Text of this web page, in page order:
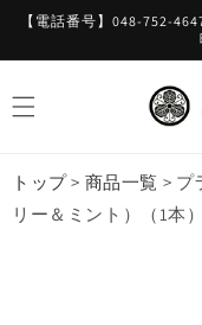
ンツに
【電話番号】048-752-
トップ> 商品一覧 > プ
リー＆ミント）（1本）